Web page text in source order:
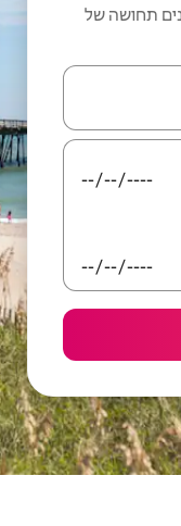
תחושה של
החיצים למעלה ולמטה